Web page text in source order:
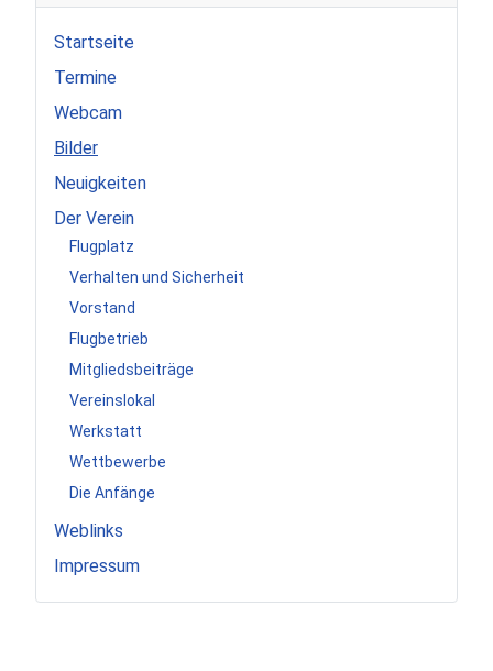
Startseite
Termine
Webcam
Bilder
Neuigkeiten
Der Verein
Flugplatz
Verhalten und Sicherheit
Vorstand
Flugbetrieb
Mitgliedsbeiträge
Vereinslokal
Werkstatt
Wettbewerbe
Die Anfänge
Weblinks
Impressum